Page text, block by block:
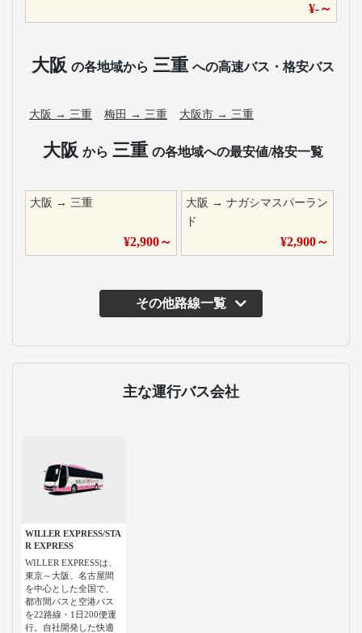
¥-～
大阪 の各地域から 三重 への高速バス・格安バス
大阪 → 三重 梅田 → 三重 大阪市 → 三重
大阪 から 三重 の各地域への最安値/格安一覧
大阪 → 三重
¥2,900～
大阪 →ナガシマスパーラン
ド
¥2,900～
その他路線一覧
主な運行バス会社
WILLER EXPRESS/STA
R EXPRESS
WILLER EXPRESSは、
東京～大阪、名古屋間
を中心とした全国で、
都市間バスと空港バス
を22路線・1日200便運
行。自社開発した快適